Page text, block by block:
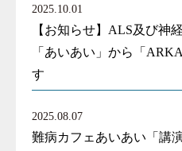
2025.10.01
【お知らせ】ALS及び神
「あいあい」から「
す
2025.08.07
難病カフェあいあい「講